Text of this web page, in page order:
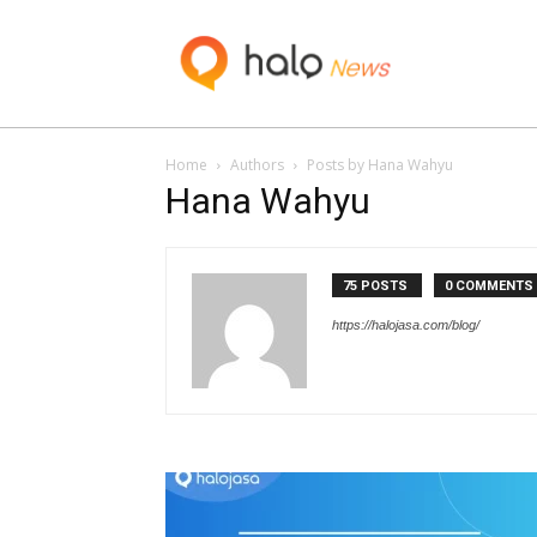
Home Authors Posts by Hana Wahyu
Hana Wahyu
75 POSTS 0 COMMENTS
https://halojasa.com/blog/